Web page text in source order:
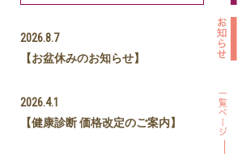
2026.8.7
【お盆休みのお知らせ】
2026.4.1
【健康診断 価格改定のご案内】